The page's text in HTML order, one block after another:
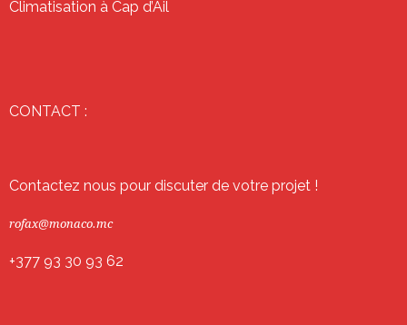
Climatisation à Cap d’Ail
CONTACT :
Contactez nous pour discuter de votre projet !
rofax@monaco.mc
+377 93 30 93 62